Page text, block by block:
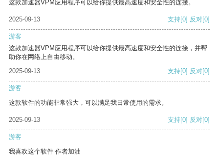
这款加速器VPM应用程序可以给你提供最高速度和安全性的连接。
2025-09-13 支持[0] 反对[0]
游客
这款加速器VPM应用程序可以给你提供最高速度和安全性的连接，并帮
助你在网络上自由移动。
2025-09-13
支持[0] 反对[0]
游客
这款软件的功能非常强大，可以满足我日常使用的需求。
2025-09-13 支持[0] 反对[0]
游客
我喜欢这个软件 作者加油